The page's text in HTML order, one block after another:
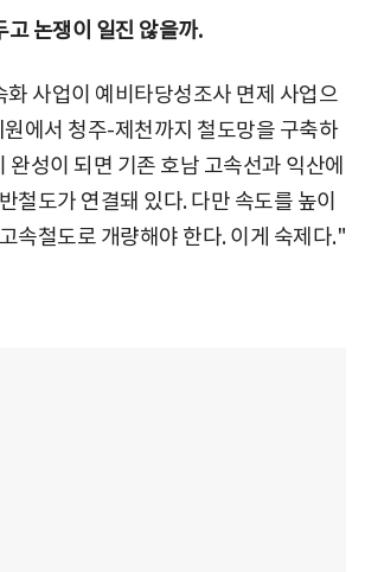
논쟁이 일진 않을까.
사업이 예비타당성조사 면제 사업으
에서 청주-제천까지 철도망을 구축하
완성이 되면 기존 호남 고속선과 익산에
철도가 연결돼 있다. 다만 속도를 높이
속철도로 개량해야 한다. 이게 숙제다."